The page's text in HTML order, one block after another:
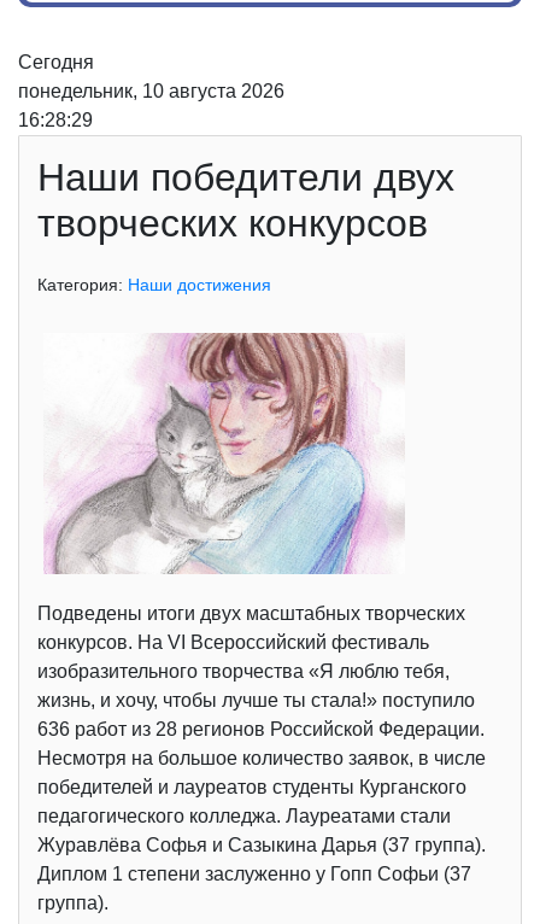
Сегодня
понедельник, 10 августа 2026
16:28:29
Наши победители двух
творческих конкурсов
Категория: Наши достижения
Подведены итоги двух масштабных творческих
конкурсов. На VI Всероссийский фестиваль
изобразительного творчества «Я люблю тебя,
жизнь, и хочу, чтобы лучше ты стала!» поступило
636 работ из 28 регионов Российской Федерации.
Несмотря на большое количество заявок, в числе
победителей и лауреатов студенты Курганского
педагогического колледжа. Лауреатами стали
Журавлёва Софья и Сазыкина Дарья (37 группа).
Диплом 1 степени заслуженно у Гопп Софьи (37
группа).